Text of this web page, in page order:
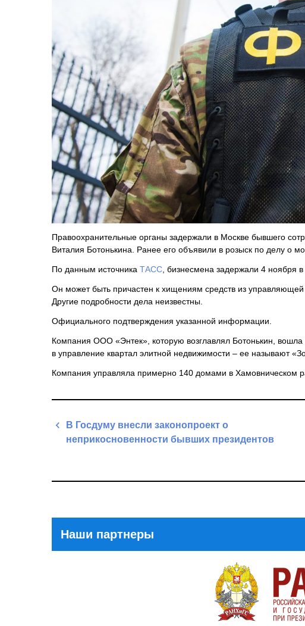
Правоохранительные органы задержали в Москве бывшего
Виталия Ботонькина. Ранее его объявили в розыск по делу о
По данным источника ТАСС , бизнесмена задержали 4 ноября
Он может быть причастен к хищениям средств из
Другие подробности дела неизвестны.
Официального подтверждения указанной информации.
Компания ООО «Энтек», которую возглавлял Ботонькин,
в управление квартал элитной недвижимости – ее называют
Компания управляла примерно 140 домами в Хамовническом
Навигация
по
В Госдуму внесли законопроект о
неприкосновенности бывших президентов
Наши партнеры